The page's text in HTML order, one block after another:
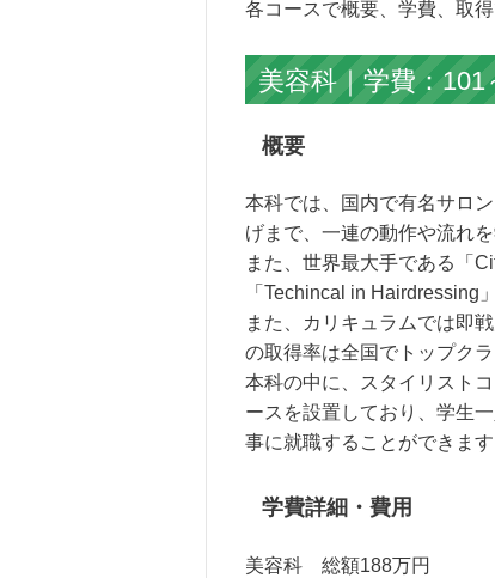
各コースで概要、学費、取
美容科｜学費：101
概要
本科では、国内で有名サロ
げまで、一連の動作や流れ
また、世界最大手である「
「Techincal in Hairdressing
また、カリキュラムでは即
の取得率は全国でトップク
本科の中に、スタイリスト
ースを設置しており、学生
事に就職することができます
学費詳細・費用
美容科 総額188万円